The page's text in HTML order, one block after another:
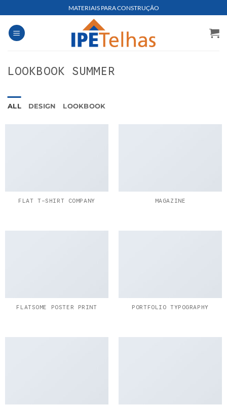
to
content
MATERIAIS PARA CONSTRUÇÃO
LOOKBOOK SUMMER
ALL DESIGN LOOKBOOK
FLAT T-SHIRT COMPANY MAGAZINE
FLATSOME POSTER PRINT PORTFOLIO TYPOGRAPHY